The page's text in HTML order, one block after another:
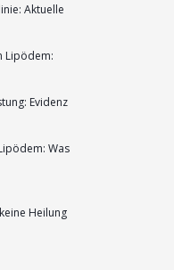
Aktuelle
Lipödem:
Evidenz
Was
Heilung